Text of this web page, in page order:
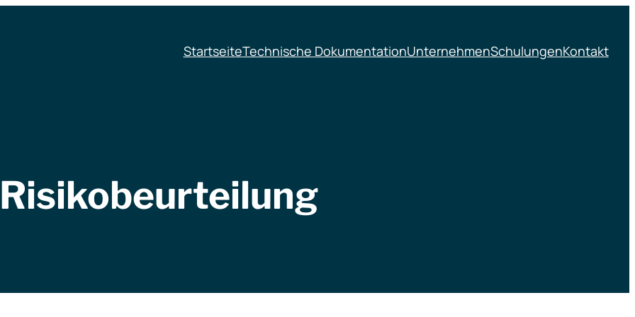
StartseiteTechnische DokumentationUnternehmenSchulungenKontakt
Risikobeurteilung